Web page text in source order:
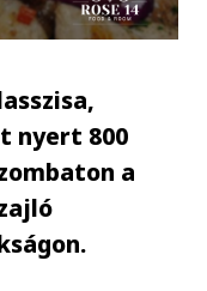
nyert 800
a